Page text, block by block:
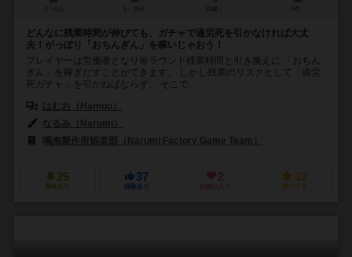
どんなに残業時間が伸びても、ガチャで過労死を引かなければ大丈
夫！がっぽり「おちんぎん」を稼いじゃおう！
プレイヤーは労働者となり毎ラウンド残業時間と引き換えに 「おちん
ぎん」を稼ぎだすことができます。 しかし残業のリスクとして「過労
死ガチャ」を引かねばならず、 そこで...
はむお（Hamuo）
なるみ（Narumi）
鳴海製作所娯楽部（Narumi Factory Game Team）
25
興味あり
37
経験あり
2
お気に入り
32
持ってる